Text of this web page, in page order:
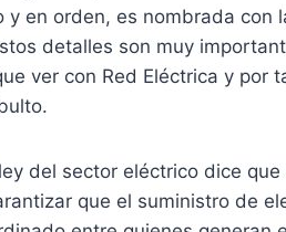
en orden, es nombrada con
detalles son muy
ver con Red Eléctrica y por
del sector eléctrico dice
que el suministro de